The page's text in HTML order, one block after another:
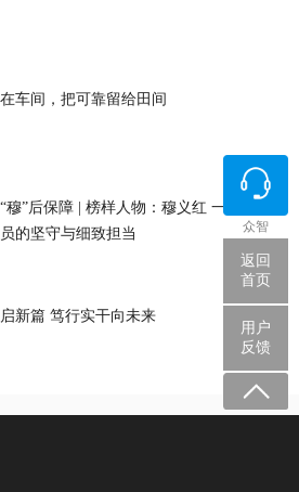
车间，把可靠留给田间
”后保障 | 榜样人物：穆义红 一位动力零
的坚守与细致担当
新篇 笃行实干向未来
众智
返回
首页
用户
反馈